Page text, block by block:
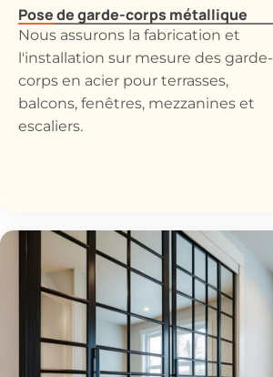
Pose de garde-corps métallique
Nous assurons la fabrication et
l'installation sur mesure des garde-
corps en acier pour terrasses,
balcons, fenêtres, mezzanines et
escaliers.